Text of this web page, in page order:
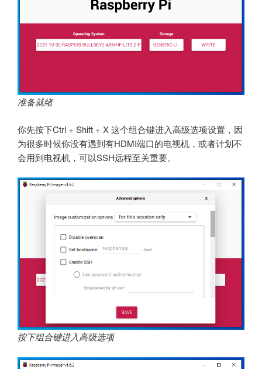
准备就绪
你先按下Ctrl + Shift + X 这个组合键进入高级选项设置，因
为很多时候你没有遇到有HDMI端口的电视机，或者计划不
会用到电视机，可以SSH远程至关重要。
按下组合键进入高级选项